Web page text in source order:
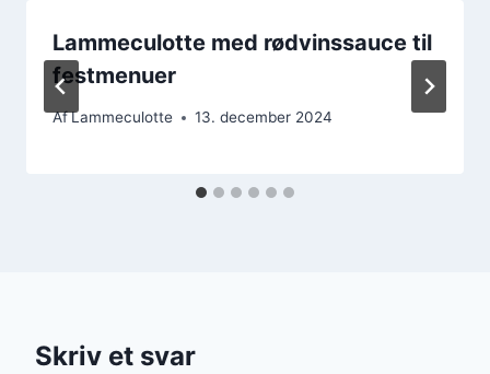
Lammeculotte med rødvinssauce til
festmenuer
AfLammeculotte 13. december 2024
Skriv et svar